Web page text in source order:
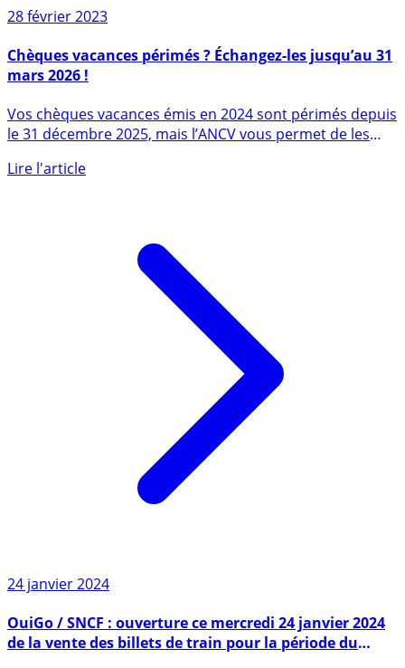
Sur le même sujet
28 février 2023
mars 2026 !
le 31 décembre 2025, mais l’ANCV vous permet de les
24 janvier 2024